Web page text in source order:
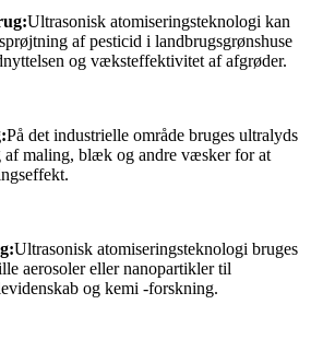
Ultrasonisk atomiseringsteknologi kan
af pesticid i landbrugsgrønshuse
og væksteffektivitet af afgrøder.
På det industrielle område bruges ultralyds
af maling, blæk og andre væsker for at
Ultrasonisk atomiseringsteknologi bruges
aerosoler eller nanopartikler til
og kemi -forskning.